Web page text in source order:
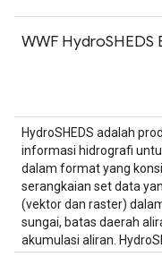
WWF HydroSHEDS
HydroSHEDS adalah
informasi hidrografi
dalam format yang
serangkaian set data
(vektor dan raster)
sungai, batas daerah
akumulasi aliran.